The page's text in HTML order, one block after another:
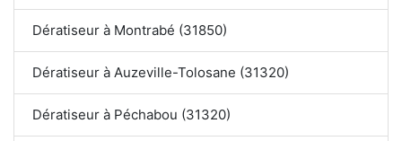
Dératiseur à Montrabé (31850)
Dératiseur à Auzeville-Tolosane (31320)
Dératiseur à Péchabou (31320)